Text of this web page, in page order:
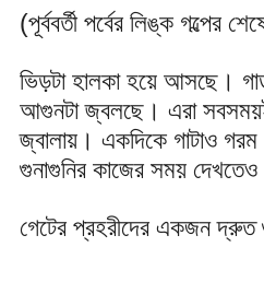
(পূর্ববর্তী পর্বের লিঙ্ক গল্পের
ভিড়টা হালকা হয়ে আসছে।
আগুনটা জ্বলছে। এরা সবসময়ই
জ্বালায়। একদিকে গাটাও
গুনাগুনির কাজের সময়
গেটের প্রহরীদের একজন দ্রুত